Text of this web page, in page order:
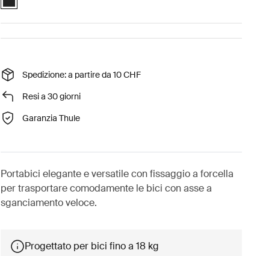
Spedizione: a partire da 10 CHF
Resi a 30 giorni
Garanzia Thule
Portabici elegante e versatile con fissaggio a forcella
per trasportare comodamente le bici con asse a
sganciamento veloce.
Progettato per bici fino a 18 kg